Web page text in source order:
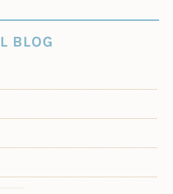
BLOG